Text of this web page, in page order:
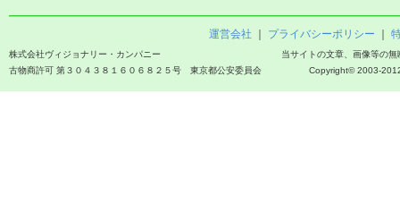
運営会社 プライバシーポリシー
当サイトの文章、画像等の
Copyright© 2003-
株式会社ヴィジョナリー・カンパニー
古物商許可 第３０４３８１６０６８２５号 東京都公安委員会